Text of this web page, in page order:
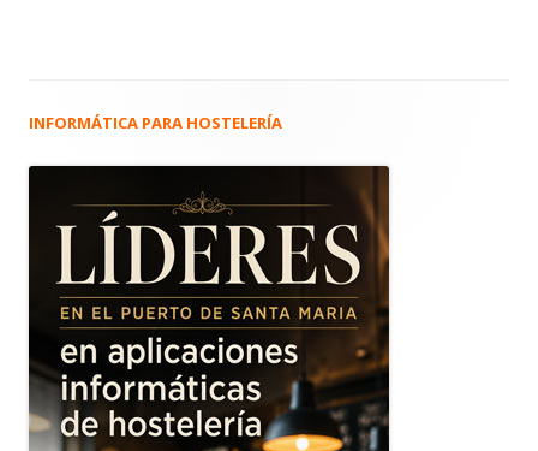
Barra
principal
INFORMÁTICA PARA HOSTELERÍA